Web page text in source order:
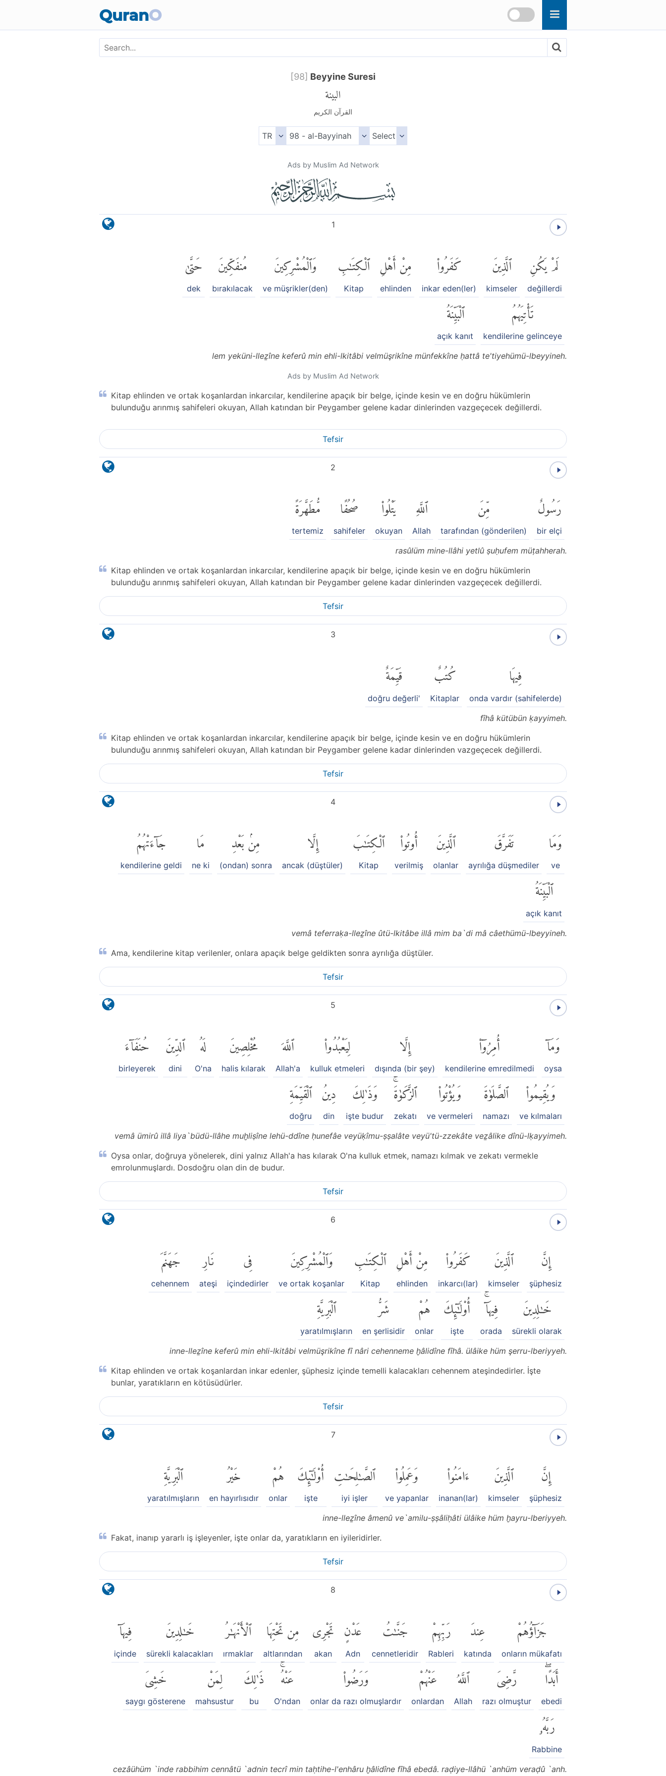
QuranO
[98] Beyyine Suresi
البينة
القرآن الكريم
Ads by Muslim Ad Network
1
لَمْ يَكُنِ
değillerdi
ٱلَّذِينَ
kimseler
كَفَرُوا۟
inkar eden(ler)
مِنْ أَهْلِ
ehlinden
ٱلْكِتَٰبِ
Kitap
وَٱلْمُشْرِكِينَ
ve müşrikler(den)
مُنفَكِّينَ
bırakılacak
حَتَّىٰ
dek
تَأْتِيَهُمُ
kendilerine gelinceye
ٱلْبَيِّنَةُ
açık kanıt
lem yeküni-lleẕîne keferû min ehli-lkitâbi velmüşrikîne münfekkîne ḥattâ te'tiyehümü-lbeyyineh.
Ads by Muslim Ad Network
Kitap ehlinden ve ortak koşanlardan inkarcılar, kendilerine apaçık bir belge, içinde kesin ve en doğru hükümlerin
bulunduğu arınmış sahifeleri okuyan, Allah katından bir Peygamber gelene kadar dinlerinden vazgeçecek değillerdi.
Tefsir
2
رَسُولٌ
bir elçi
مِّنَ
tarafından (gönderilen)
ٱللَّهِ
Allah
يَتْلُوا۟
okuyan
صُحُفًا
sahifeler
مُّطَهَّرَةً
tertemiz
rasûlüm mine-llâhi yetlû ṣuḥufem müṭahherah.
Kitap ehlinden ve ortak koşanlardan inkarcılar, kendilerine apaçık bir belge, içinde kesin ve en doğru hükümlerin
bulunduğu arınmış sahifeleri okuyan, Allah katından bir Peygamber gelene kadar dinlerinden vazgeçecek değillerdi.
Tefsir
3
فِيهَا
onda vardır (sahifelerde)
كُتُبٌ
Kitaplar
قَيِّمَةٌ
doğru değerli'
fîhâ kütübün ḳayyimeh.
Kitap ehlinden ve ortak koşanlardan inkarcılar, kendilerine apaçık bir belge, içinde kesin ve en doğru hükümlerin
bulunduğu arınmış sahifeleri okuyan, Allah katından bir Peygamber gelene kadar dinlerinden vazgeçecek değillerdi.
Tefsir
4
وَمَا
ve
تَفَرَّقَ
ayrılığa düşmediler
ٱلَّذِينَ
olanlar
أُوتُوا۟
verilmiş
ٱلْكِتَٰبَ
Kitap
إِلَّا
ancak (düştüler)
مِنۢ بَعْدِ
(ondan) sonra
مَا
ne ki
جَآءَتْهُمُ
kendilerine geldi
ٱلْبَيِّنَةُ
açık kanıt
vemâ teferraḳa-lleẕîne ûtü-lkitâbe illâ mim ba`di mâ câethümü-lbeyyineh.
Ama, kendilerine kitap verilenler, onlara apaçık belge geldikten sonra ayrılığa düştüler.
Tefsir
5
وَمَآ
oysa
أُمِرُوٓا۟
kendilerine emredilmedi
إِلَّا
dışında (bir şey)
لِيَعْبُدُوا۟
kulluk etmeleri
ٱللَّهَ
Allah'a
مُخْلِصِينَ
halis kılarak
لَهُ
O'na
ٱلدِّينَ
dini
حُنَفَآءَ
birleyerek
وَيُقِيمُوا۟
ve kılmaları
ٱلصَّلَوٰةَ
namazı
وَيُؤْتُوا۟
ve vermeleri
ٱلزَّكَوٰةَۚ
zekatı
وَذَٰلِكَ
işte budur
دِينُ
din
ٱلْقَيِّمَةِ
doğru
vemâ ümirû illâ liya`büdü-llâhe muḫliṣîne lehü-ddîne ḥunefâe veyüḳîmu-ṣṣalâte veyü'tü-zzekâte veẕâlike dînü-lḳayyimeh.
Oysa onlar, doğruya yönelerek, dini yalnız Allah'a has kılarak O'na kulluk etmek, namazı kılmak ve zekatı vermekle
emrolunmuşlardı. Dosdoğru olan din de budur.
Tefsir
6
إِنَّ
şüphesiz
ٱلَّذِينَ
kimseler
كَفَرُوا۟
inkarcı(lar)
مِنْ أَهْلِ
ehlinden
ٱلْكِتَٰبِ
Kitap
وَٱلْمُشْرِكِينَ
ve ortak koşanlar
فِى
içindedirler
نَارِ
ateşi
جَهَنَّمَ
cehennem
خَٰلِدِينَ
sürekli olarak
فِيهَآۚ
orada
أُو۟لَٰٓئِكَ
işte
هُمْ
onlar
شَرُّ
en şerlisidir
ٱلْبَرِيَّةِ
yaratılmışların
inne-lleẕîne keferû min ehli-lkitâbi velmüşrikîne fî nâri cehenneme ḫâlidîne fîhâ. ülâike hüm şerru-lberiyyeh.
Kitap ehlinden ve ortak koşanlardan inkar edenler, şüphesiz içinde temelli kalacakları cehennem ateşindedirler. İşte
bunlar, yaratıkların en kötüsüdürler.
Tefsir
7
إِنَّ
şüphesiz
ٱلَّذِينَ
kimseler
ءَامَنُوا۟
inanan(lar)
وَعَمِلُوا۟
ve yapanlar
ٱلصَّٰلِحَٰتِ
iyi işler
أُو۟لَٰٓئِكَ
işte
هُمْ
onlar
خَيْرُ
en hayırlısıdır
ٱلْبَرِيَّةِ
yaratılmışların
inne-lleẕîne âmenû ve`amilu-ṣṣâliḥâti ülâike hüm ḫayru-lberiyyeh.
Fakat, inanıp yararlı iş işleyenler, işte onlar da, yaratıkların en iyileridirler.
Tefsir
8
جَزَآؤُهُمْ
onların mükafatı
عِندَ
katında
رَبِّهِمْ
Rableri
جَنَّٰتُ
cennetleridir
عَدْنٍ
Adn
تَجْرِى
akan
مِن تَحْتِهَا
altlarından
ٱلْأَنْهَٰرُ
ırmaklar
خَٰلِدِينَ
sürekli kalacakları
فِيهَآ
içinde
أَبَدًاۖ
ebedi
رَّضِىَ
razı olmuştur
ٱللَّهُ
Allah
عَنْهُمْ
onlardan
وَرَضُوا۟
onlar da razı olmuşlardır
عَنْهُۚ
O'ndan
ذَٰلِكَ
bu
لِمَنْ
mahsustur
خَشِىَ
saygı gösterene
رَبَّهُۥ
Rabbine
cezâühüm `inde rabbihim cennâtü `adnin tecrî min taḥtihe-l'enhâru ḫâlidîne fîhâ ebedâ. raḍiye-llâhü `anhüm veraḍû `anh.